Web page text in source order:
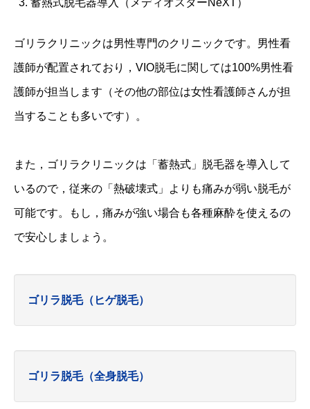
蓄熱式脱毛器導入（メディオスターNeXT）
ゴリラクリニックは男性専門のクリニックです。男性看
護師が配置されており，VIO脱毛に関しては100%男性看
護師が担当します（その他の部位は女性看護師さんが担
当することも多いです）。
また，ゴリラクリニックは「蓄熱式」脱毛器を導入して
いるので，従来の「熱破壊式」よりも痛みが弱い脱毛が
可能です。もし，痛みが強い場合も各種麻酔を使えるの
で安心しましょう。
ゴリラ脱毛（ヒゲ脱毛）
ゴリラ脱毛（全身脱毛）